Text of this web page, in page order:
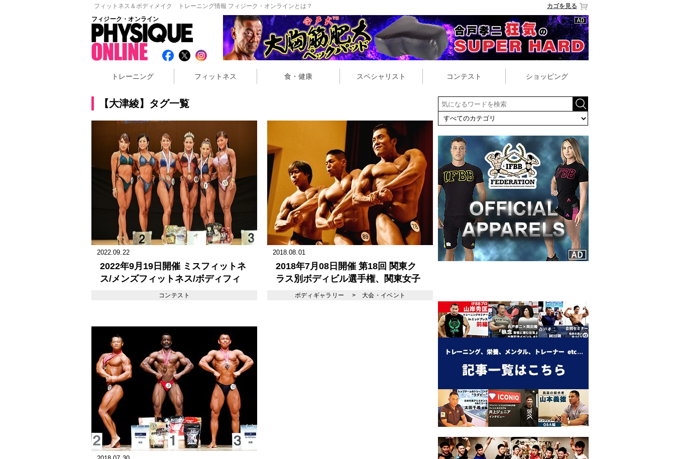
フィットネス＆ボディメイク トレーニング情報 フィジーク・オンラインとは？
カゴを見る
フィジーク・オンライン
トレーニング フィットネス 食・健康 スペシャリスト コンテスト ショッピング
【大津綾】タグ一覧
2022.09.22
2022年9月19日開催 ミスフィットネ
ス/メンズフィットネス/ボディフィ
ットネス オールジャパン フィット
コンテスト
2018.08.01
2018年7月08日開催 第18回 関東ク
ラス別ボディビル選手権、関東女子
クラス別フィジーク選手権
ボディギャラリー > 大会・イベント